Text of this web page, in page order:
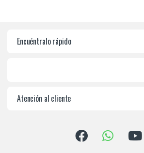
Encuéntralo rápido
Atención al cliente